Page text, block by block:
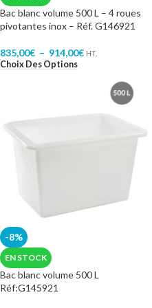
Bac blanc volume 500 L – 4 roues
pivotantes inox – Réf. G146921
835,00€ – 914,00€ HT.
Choix Des Options
-8%
EN STOCK
Bac blanc volume 500 L
Réf:G145921